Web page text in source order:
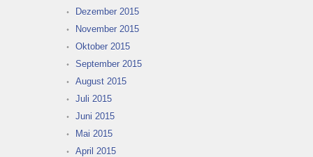
Dezember 2015
November 2015
Oktober 2015
September 2015
August 2015
Juli 2015
Juni 2015
Mai 2015
April 2015